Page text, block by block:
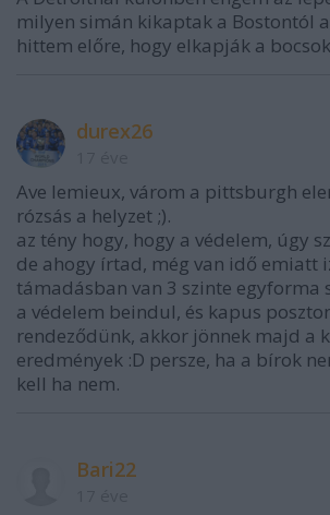
milyen simán kikaptak a Bostontól
hittem előre, hogy elkapják a
durex26
Ave lemieux, várom a pittsburgh
rózsás a helyzet ;).
az tény hogy, hogy a védelem, úgy
de ahogy írtad, még van idő emiatt
támadásban van 3 szinte egyforma
a védelem beindul, és kapus
rendeződünk, akkor jönnek majd a
eredmények :D persze, ha a bírok
kell ha nem.
Bari22